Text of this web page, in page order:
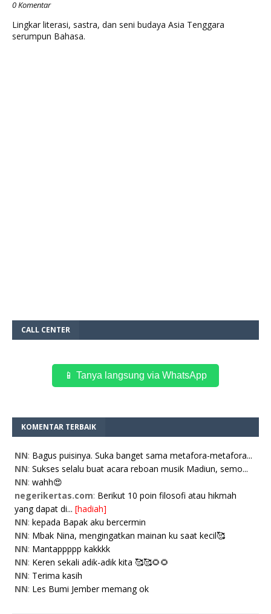
0 Komentar
Lingkar literasi, sastra, dan seni budaya Asia Tenggara
serumpun Bahasa.
CALL CENTER
📱 Tanya langsung via WhatsApp
KOMENTAR TERBAIK
NN: Bagus puisinya. Suka banget sama metafora-metafora...
NN: Sukses selalu buat acara reboan musik Madiun, semo...
NN: wahh😍
negerikertas.com: Berikut 10 poin filosofi atau hikmah
yang dapat di... [hadiah]
NN: kepada Bapak aku bercermin
NN: Mbak Nina, mengingatkan mainan ku saat kecil🥰
NN: Mantappppp kakkkk
NN: Keren sekali adik-adik kita 🥰🥰🌻🌻
NN: Terima kasih
NN: Les Bumi Jember memang ok